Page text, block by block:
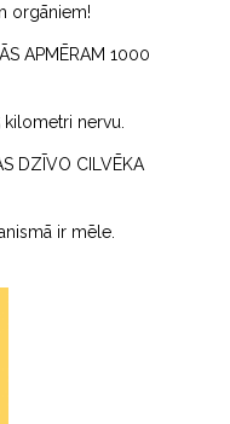
orgāniem!
APMĒRAM 1000
nervu.
DZĪVO CILVĒKA
ir mēle.